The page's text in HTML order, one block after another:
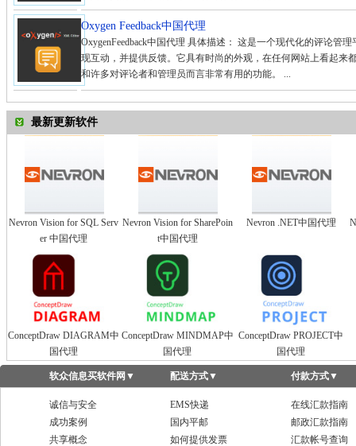
Oxygen Feedback中国代理
OxygenFeedback中国代理 具体描述： 这是一个现代化的评论管
现互动，并提供反馈。它具有时尚的外观，在任何网站上看起来
和许多对评论者和管理员而言非常有用的功能。 ...
最新更新软件
Nevron Vision for SQL Serv
er 中国代理
Nevron Vision for SharePoin
t中国代理
Nevron .NET中国代理
ConceptDraw DIAGRAM中
国代理
ConceptDraw MINDMAP中
国代理
ConceptDraw PROJECT中
国代理
软众信息买软件网 ▼ 配送方式▼ 付款方式▼
诚信与安全 EMS快递
在线汇款指南
成功案例
国内平邮
邮政汇款指南
共享概念
如何提供发票
汇款帐号查询